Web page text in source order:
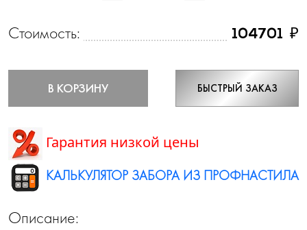
Стоимость: 104701 ₽
В КОРЗИНУ БЫСТРЫЙ ЗАКАЗ
Гарантия низкой цены
КАЛЬКУЛЯТОР ЗАБОРА ИЗ ПРОФНАСТИЛА
Описание: